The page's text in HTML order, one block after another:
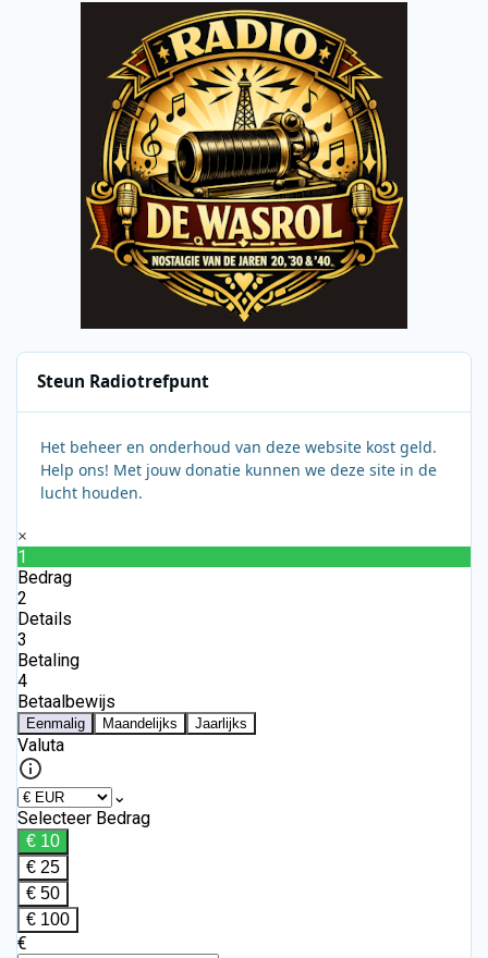
Steun Radiotrefpunt
Het beheer en onderhoud van deze website kost geld.
Help ons! Met jouw donatie kunnen we deze site in de
lucht houden.